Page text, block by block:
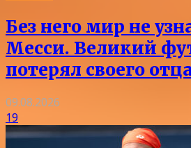
Без него мир не
Месси. Великий
потерял своего
09.08.2026
19